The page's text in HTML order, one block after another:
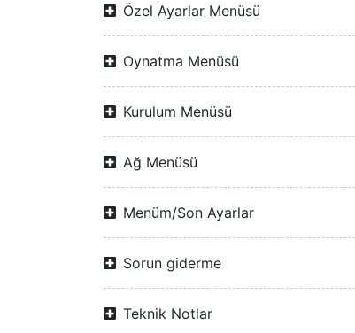
Özel Ayarlar Menüsü
Oynatma Menüsü
Kurulum Menüsü
Ağ Menüsü
Menüm/Son Ayarlar
Sorun giderme
Teknik Notlar